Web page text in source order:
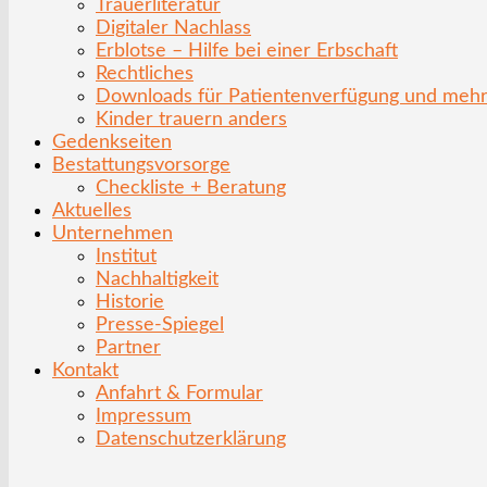
Trauerliteratur
Digitaler Nachlass
Erblotse – Hilfe bei einer Erbschaft
Rechtliches
Downloads für Patientenverfügung und mehr
Kinder trauern anders
Gedenkseiten
Bestattungsvorsorge
Checkliste + Beratung
Aktuelles
Unternehmen
Institut
Nachhaltigkeit
Historie
Presse-Spiegel
Partner
Kontakt
Anfahrt & Formular
Impressum
Datenschutzerklärung